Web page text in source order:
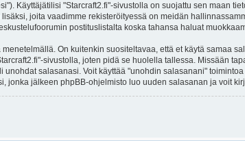
Käyttäjätilisi "Starcraft2.fi"-sivustolla on suojattu sen maan
joita vaadimme rekisteröityessä on meidän
postituslistalta koska tahansa haluat
On kuitenkin suositeltavaa, että et käytä samaa
sivustolla, joten pidä se huolella tallessa. Missään
salasanasi. Voit käyttää "unohdin salasanani"
jonka jälkeen phpBB-ohjelmisto luo uuden salasanan ja voit